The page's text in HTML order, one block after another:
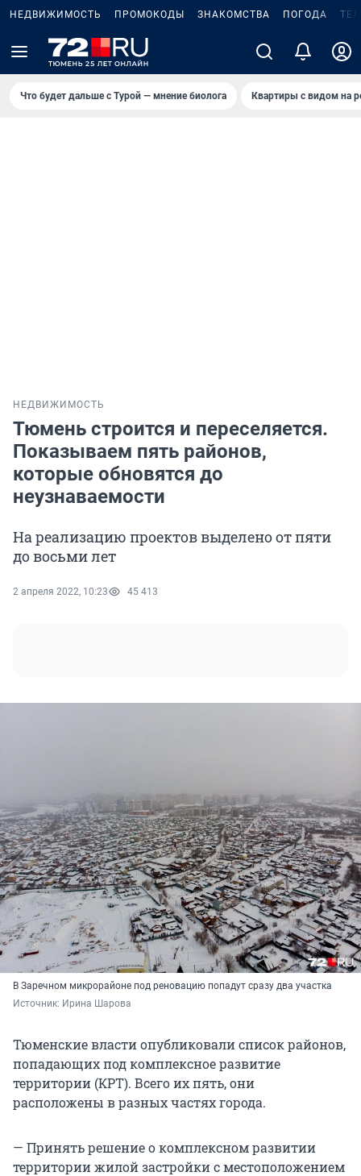
НЕДВИЖИМОСТЬ ПРОМОКОДЫ ЗНАКОМСТВА ПОГОДА
Что будет дальше с Турой — мнение биолога Квартиры с видом на
НЕДВИЖИМОСТЬ
Тюмень строится и переселяется.
Показываем пять районов,
которые обновятся до
неузнаваемости
На реализацию проектов выделено от пяти
до восьми лет
2 апреля 2022, 10:23 45 413
В Заречном микрорайоне под реновацию попадут сразу два участка
Источник: Ирина Шарова
Тюменские власти опубликовали список районов,
попадающих под комплексное развитие
территории (КРТ). Всего их пять, они
расположены в разных частях города.
— Принять решение о комплексном развитии
территории жилой застройки с местоположением